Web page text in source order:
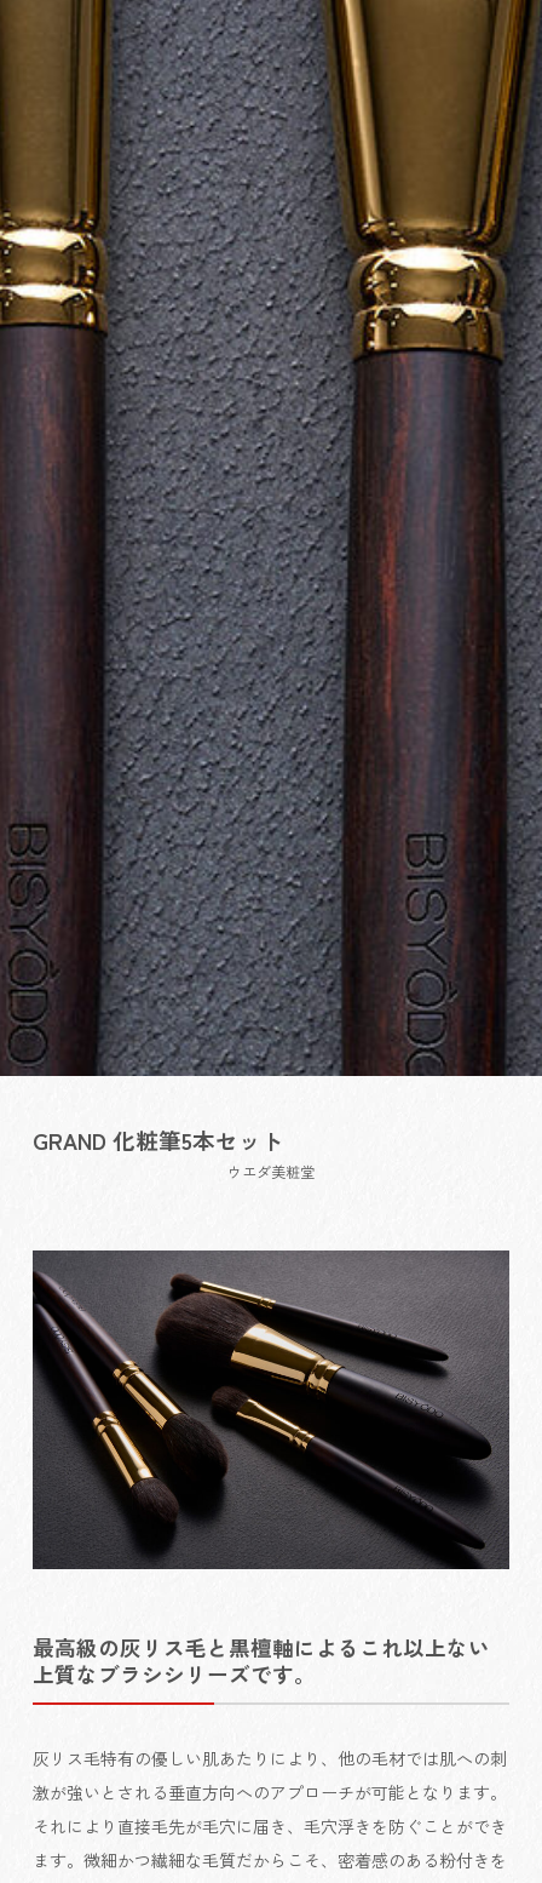
GRAND 化粧筆5本セット
ウエダ美粧堂
最高級の灰リス毛と黒檀軸によるこれ以上ない
上質なブラシシリーズです。
灰リス毛特有の優しい肌あたりにより、他の毛材では肌への刺
激が強いとされる垂直方向へのアプローチが可能となります。
それにより直接毛先が毛穴に届き、毛穴浮きを防ぐことができ
ます。微細かつ繊細な毛質だからこそ、密着感のある粉付きを